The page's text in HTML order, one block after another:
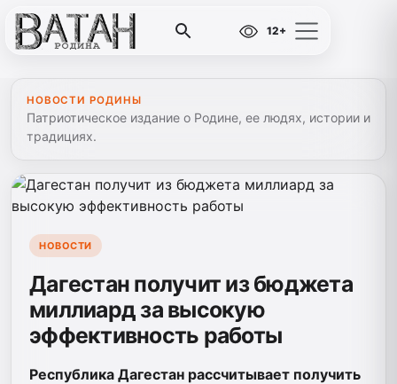
12+
НОВОСТИ РОДИНЫ
Патриотическое издание о Родине, ее людях, истории и
традициях.
НОВОСТИ
Дагестан получит из бюджета
миллиард за высокую
эффективность работы
Республика Дагестан рассчитывает получить